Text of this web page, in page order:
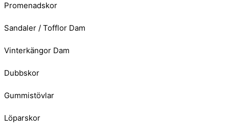
Promenadskor
Sandaler / Tofflor Dam
Vinterkängor Dam
Dubbskor
Gummistövlar
Löparskor